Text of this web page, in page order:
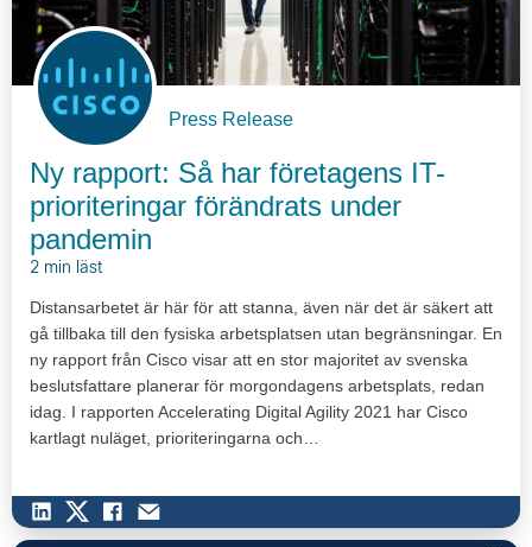
Press Release
Ny rapport: Så har företagens IT-
prioriteringar förändrats under
pandemin
2 min läst
Distansarbetet är här för att stanna, även när det är säkert att
gå tillbaka till den fysiska arbetsplatsen utan begränsningar. En
ny rapport från Cisco visar att en stor majoritet av svenska
beslutsfattare planerar för morgondagens arbetsplats, redan
idag. I rapporten Accelerating Digital Agility 2021 har Cisco
kartlagt nuläget, prioriteringarna och…